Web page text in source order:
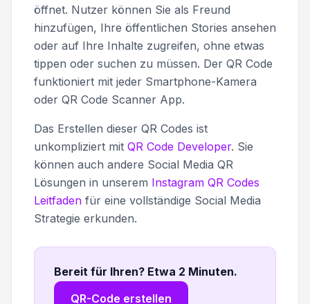
öffnet. Nutzer können Sie als Freund
hinzufügen, Ihre öffentlichen Stories ansehen
oder auf Ihre Inhalte zugreifen, ohne etwas
tippen oder suchen zu müssen. Der QR Code
funktioniert mit jeder Smartphone-Kamera
oder QR Code Scanner App.
Das Erstellen dieser QR Codes ist
unkompliziert mit QR Code Developer. Sie
können auch andere Social Media QR
Lösungen in unserem Instagram QR Codes
Leitfaden für eine vollständige Social Media
Strategie erkunden.
Bereit für Ihren? Etwa 2 Minuten.
QR-Code erstellen